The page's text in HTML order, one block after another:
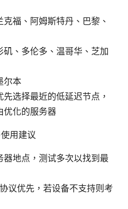
福、阿姆斯特丹、巴黎、
矶、多伦多、温哥华、芝加
尔本
选择最近的低延迟节点，
优化的服务器
用建议
器地点，测试多次以找到最
议优先，若设备不支持则考